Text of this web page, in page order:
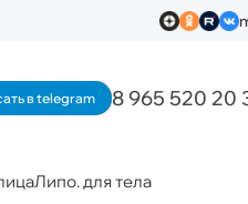
в telegram 8 965 520 20
Липо. для тела